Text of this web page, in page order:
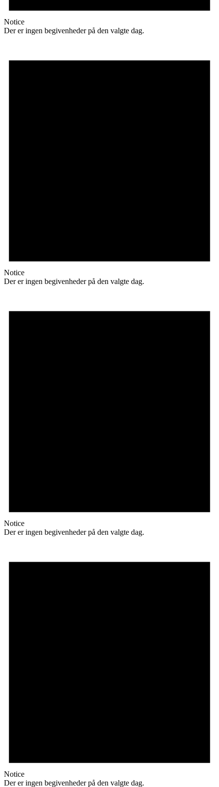
Notice
Der er ingen begivenheder på den valgte dag.
Notice
Der er ingen begivenheder på den valgte dag.
Notice
Der er ingen begivenheder på den valgte dag.
Notice
Der er ingen begivenheder på den valgte dag.